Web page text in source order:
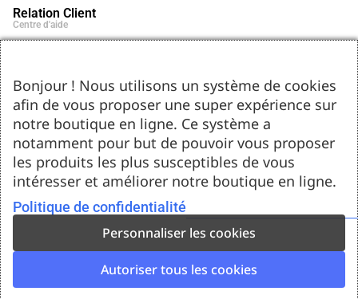
Relation Client
Centre d'aide
Contact
Tel : 05.55.75.03.00
Email : contact@bozar-passion.com
Bozar Passion SARL
1 allée Louis Breguet
87220 Feytiat
Ressources d'artistes
Le blog
Club Bozar Passion
Méthodes de paiement acceptées
Bonjour ! Nous utilisons un système de cookies
afin de vous proposer une super expérience sur
notre boutique en ligne. Ce système a
notamment pour but de pouvoir vous proposer
les produits les plus susceptibles de vous
intéresser et améliorer notre boutique en ligne.
Politique de confidentialité
Personnaliser les cookies
Autoriser tous les cookies